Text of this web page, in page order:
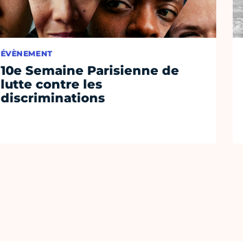
ÉVÈNEMENT
10e Semaine Parisienne de
lutte contre les
discriminations